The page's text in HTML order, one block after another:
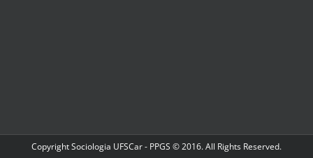
Copyright Sociologia UFSCar - PPGS © 2016. All Rights Reserved.